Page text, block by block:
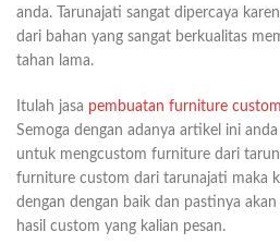
anda. Tarunajati sangat dipercaya
dari bahan yang sangat berkualitas
tahan lama.
Itulah jasa pembuatan furniture custom
Semoga dengan adanya artikel ini
untuk mengcustom furniture dari
furniture custom dari tarunajati maka
dengan dengan baik dan pastinya
hasil custom yang kalian pesan.